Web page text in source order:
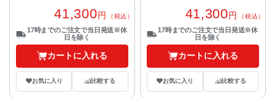
41,300円 （税込）
17時までのご注文で当日発送※休
日を除く
カートに入れる
お気に入り 比較する
41,300円 （税込）
17時までのご注文で当日発送※休
日を除く
カートに入れる
お気に入り 比較する